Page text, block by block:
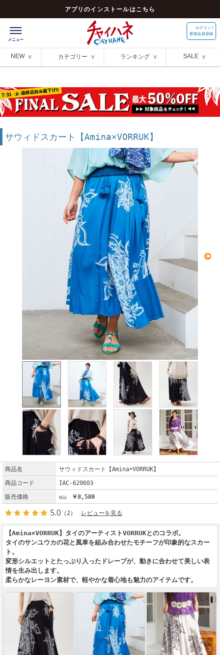
アプリのインストールはこちら
ログイン /
新規会員登録
NEW カテゴリー ランキング SALE
サウィドスカート【Amina×VORRUK】
商品名
サウィドスカート【Amina×VORRUK】
商品コード
IAC-620603
販売価格
￥8,580
5.0 （2） レビューを見る
【Amina×VORRUK】タイのアーティストVORRUKとのコラボ。
タイのサンユウカの花と風車を組み合わせたモチーフが印象的なスカー
ト。
変形シルエットとたっぷり入ったドレープが、動きに合わせて美しい表
情を生み出します。
柔らかなレーヨン素材で、軽やかな着心地も魅力のアイテムです。